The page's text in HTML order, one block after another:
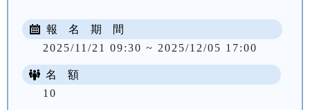
報 名 期 間
2025/11/21 09:30 ~ 2025/12/05 17:00
名 額
10